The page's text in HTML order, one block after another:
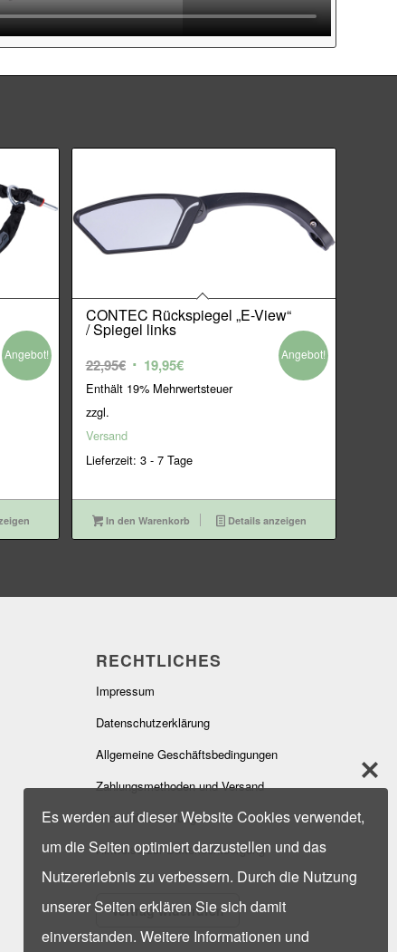
Angebot!
CONTEC Rückspiegel „E-View“
/ Spiegel links
22,95€ Ursprünglicher
Preis
19,95€Aktueller
Preis
Enthält 19% Mehrwertsteuer
zzgl.
Versand
Lieferzeit: 3 - 7 Tage
Angebot!
In den Warenkorb Details anzeigen
RECHTLICHES
Impressum
Datenschutzerklärung
Allgemeine Geschäftsbedingungen
Zahlungsmethoden und Versand
Widerrufsbelehrung
Hinweise zur Batterieentsorgung
Vertrag widerrufen
Es werden auf dieser Website Cookies verwendet,
um die Seiten optimiert darzustellen und das
Nutzererlebnis zu verbessern. Durch die Nutzung
unserer Seiten erklären Sie sich damit
einverstanden. Weitere Informationen und